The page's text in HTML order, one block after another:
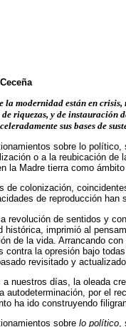
la modernidad están en
riquezas, y de instauración
sus bases de
sobre lo
o a la reubicación de
la Madre tierra como
de colonización,
de reproducción han
revolución de sentidos y
histórica, imprimió al
de la vida. Arrancando
contra la opresión bajo
revisitado y
a nuestros días, la oleada
autodeterminación, por el
ha ido construyendo
sobre lo político,